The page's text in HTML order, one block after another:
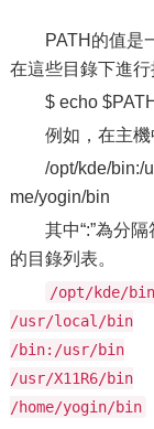
PATH的值是
在這些目錄下進行
$ echo $PATH
例如，在主機
/opt/kde/bin:/
me/yogin/bin
其中“:”為分
的目錄列表。
/opt/kde/bin
/usr/local/bin
/bin:/usr/bin
/usr/X11R6/bin
/home/yogin/bin